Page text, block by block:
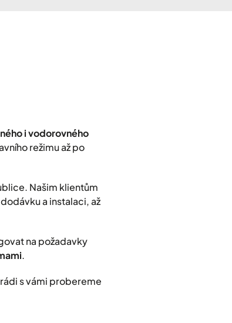
i vodorovného
režimu až po
Našim klientům
a instalaci, až
na požadavky
.
s vámi probereme